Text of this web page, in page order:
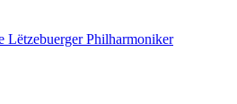
Lëtzebuerger Philharmoniker